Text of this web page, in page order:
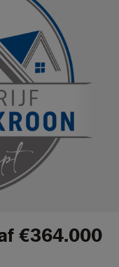
€364.000